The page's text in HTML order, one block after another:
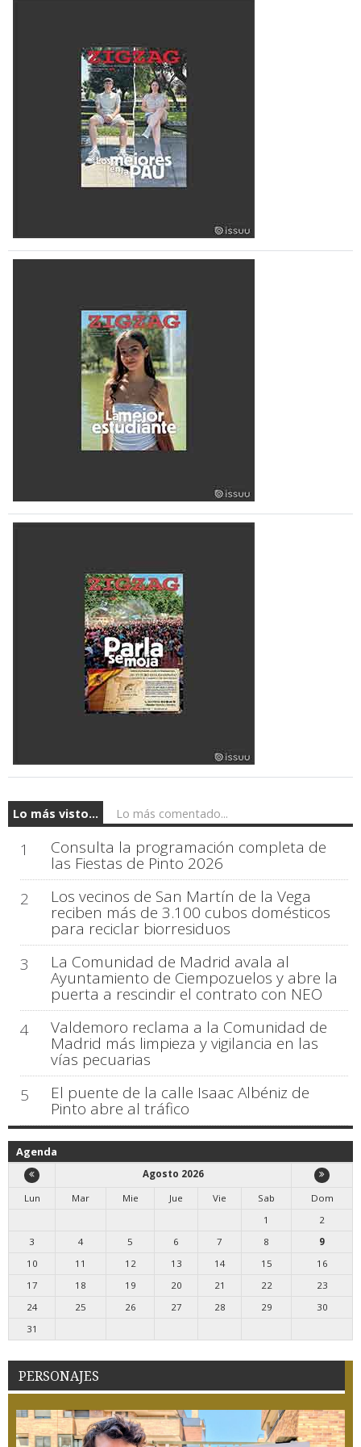
Lo más visto... Lo más comentado...
1 Consulta la programación completa de
las Fiestas de Pinto 2026
2
Los vecinos de San Martín de la Vega
reciben más de 3.100 cubos domésticos
para reciclar biorresiduos
3
La Comunidad de Madrid avala al
Ayuntamiento de Ciempozuelos y abre la
puerta a rescindir el contrato con NEO
4
Valdemoro reclama a la Comunidad de
Madrid más limpieza y vigilancia en las
vías pecuarias
5
El puente de la calle Isaac Albéniz de
Pinto abre al tráfico
Agenda
Agosto 2026
Lun
Mar Mie Jue Vie Sab
Dom
1
2
3
4 5 6 7 8
9
10
11 12 13 14 15
16
17
18 19 20 21 22
23
24
25 26 27 28 29
30
31
PERSONAJES